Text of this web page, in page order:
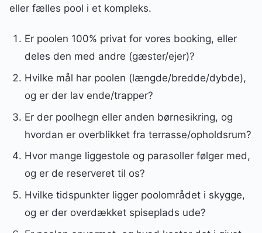
eller fælles pool i et kompleks.
Er poolen 100% privat for vores booking, eller
deles den med andre (gæster/ejer)?
Hvilke mål har poolen (længde/bredde/dybde),
og er der lav ende/trapper?
Er der poolhegn eller anden børnesikring, og
hvordan er overblikket fra terrasse/opholdsrum?
Hvor mange liggestole og parasoller følger med,
og er de reserveret til os?
Hvilke tidspunkter ligger poolområdet i skygge,
og er der overdækket spiseplads ude?